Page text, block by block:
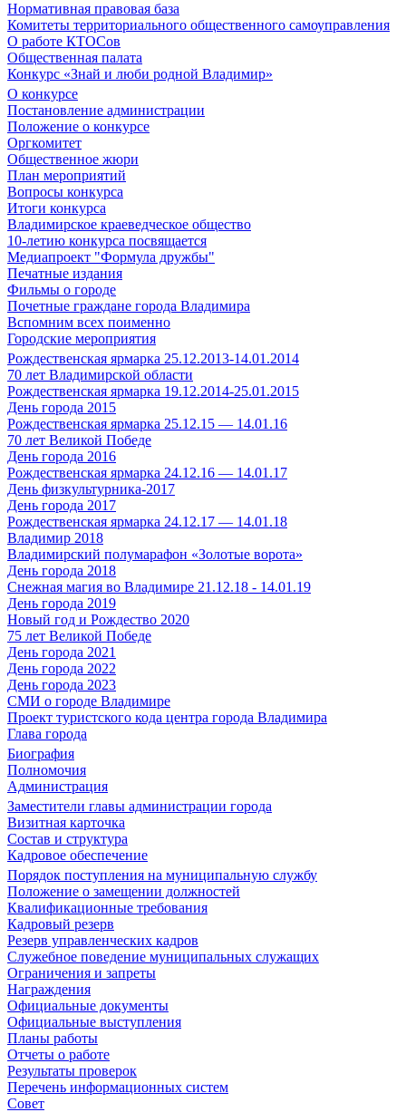
Нормативная правовая база
Комитеты территориального общественного самоуправления
О работе КТОСов
Общественная палата
Конкурс «Знай и люби родной Владимир»
О конкурсе
Постановление администрации
Положение о конкурсе
Оргкомитет
Общественное жюри
План мероприятий
Вопросы конкурса
Итоги конкурса
Владимирское краеведческое общество
10-летию конкурса посвящается
Медиапроект "Формула дружбы"
Печатные издания
Фильмы о городе
Почетные граждане города Владимира
Вспомним всех поименно
Городские мероприятия
Рождественская ярмарка 25.12.2013-14.01.2014
70 лет Владимирской области
Рождественская ярмарка 19.12.2014-25.01.2015
День города 2015
Рождественская ярмарка 25.12.15 — 14.01.16
70 лет Великой Победе
День города 2016
Рождественская ярмарка 24.12.16 — 14.01.17
День физкультурника-2017
День города 2017
Рождественская ярмарка 24.12.17 — 14.01.18
Владимир 2018
Владимирский полумарафон «Золотые ворота»
День города 2018
Снежная магия во Владимире 21.12.18 - 14.01.19
День города 2019
Новый год и Рождество 2020
75 лет Великой Победе
День города 2021
День города 2022
День города 2023
СМИ о городе Владимире
Проект туристского кода центра города Владимира
Глава города
Биография
Полномочия
Администрация
Заместители главы администрации города
Визитная карточка
Состав и структура
Кадровое обеспечение
Порядок поступления на муниципальную службу
Положение о замещении должностей
Квалификационные требования
Кадровый резерв
Резерв управленческих кадров
Служебное поведение муниципальных служащих
Ограничения и запреты
Награждения
Официальные документы
Официальные выступления
Планы работы
Отчеты о работе
Результаты проверок
Перечень информационных систем
Совет